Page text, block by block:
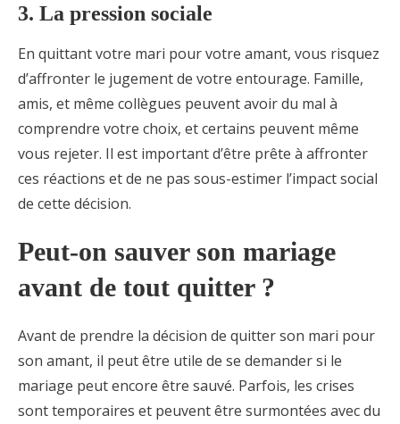
3. La pression sociale
En quittant votre mari pour votre amant, vous risquez
d’affronter le jugement de votre entourage. Famille,
amis, et même collègues peuvent avoir du mal à
comprendre votre choix, et certains peuvent même
vous rejeter. Il est important d’être prête à affronter
ces réactions et de ne pas sous-estimer l’impact social
de cette décision.
Peut-on sauver son mariage
avant de tout quitter ?
Avant de prendre la décision de quitter son mari pour
son amant, il peut être utile de se demander si le
mariage peut encore être sauvé. Parfois, les crises
sont temporaires et peuvent être surmontées avec du